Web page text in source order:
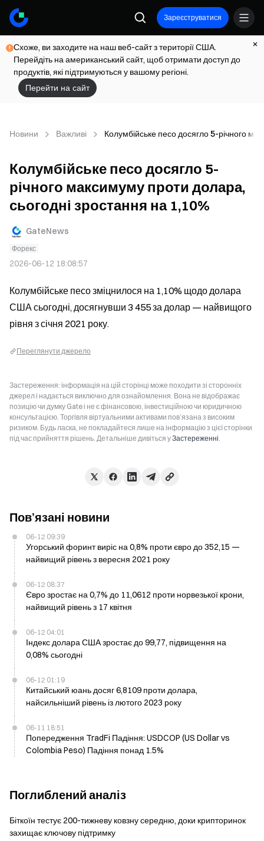
Зареєструватися
Схоже, ви заходите на наш веб-сайт з території США.
Перейдіть на американський сайт, щоб отримати доступ до
продуктів, які підтримуються у вашому регіоні.
Перейти на сайт
Новини Важливі Колумбійське песо досягло 5-річного
Колумбійське песо досягло 5-
річного максимуму проти долара,
сьогодні зростання на 1,10%
GateNews
Форекс
2026-06-12 18:08:57
Колумбійське песо зміцнилося на 1,10% щодо долара
США сьогодні, досягнувши 3 455 за долар — найвищого
рівня з січня 2021 року.
Переглянути джерело
Застереження: інформація на цій сторінці може походити зі сторонніх
джерел і надається виключно для ознайомлення. Вона не відображає
позицію чи думку Gate і не є фінансовою, інвестиційною чи юридичною
консультацією. Торгівля віртуальними активами пов’язана з високим
ризиком. Будь ласка, не покладайтеся лише на інформацію з цієї сторінки
під час прийняття рішень. Детальніше дивіться уЗастереженні.
Пов’язані новини
06-12 09:39
Угорський форинт виріс на 0,8% проти євро до 352,15 —
найвищий рівень з вересня 2021 року
06-12 08:37
Євро зростає на 0,7% до 11,0612 проти норвезької крони,
найвищий рівень з 17 квітня
06-12 04:01
Індекс долара США зростає до 99,77, підвищення на
0,08% сьогодні
06-12 01:19
Китайський юань досяг 6,8109 проти долара,
найсильніший рівень із лютого 2023 року
06-11 18:51
Попередження TradFi Падіння: USDCOP (US Dollar vs
Colombia Peso) Падіння понад 1.5%
Поглиблений аналіз
Біткоїн тестує 200-тижневу ковзну середню, доки крипторинок
захищає ключову підтримку